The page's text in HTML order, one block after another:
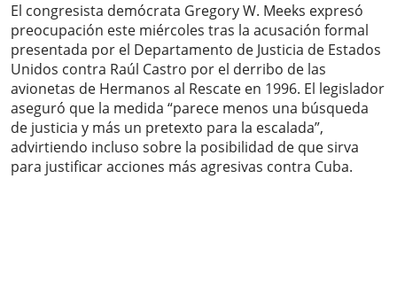
El congresista demócrata Gregory W. Meeks expresó
preocupación este miércoles tras la acusación formal
presentada por el Departamento de Justicia de Estados
Unidos contra Raúl Castro por el derribo de las
avionetas de Hermanos al Rescate en 1996. El legislador
aseguró que la medida “parece menos una búsqueda
de justicia y más un pretexto para la escalada”,
advirtiendo incluso sobre la posibilidad de que sirva
para justificar acciones más agresivas contra Cuba.